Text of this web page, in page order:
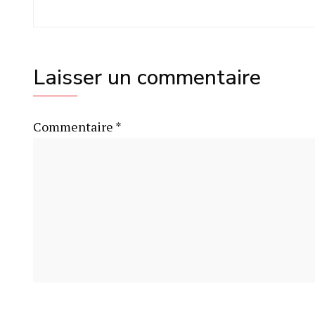
Laisser un commentaire
Commentaire *